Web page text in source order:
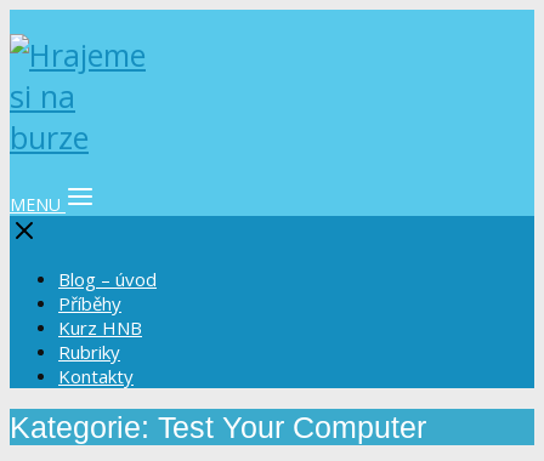
MENU
Blog – úvod
Příběhy
Kurz HNB
Rubriky
Kontakty
Kategorie: Test Your Computer